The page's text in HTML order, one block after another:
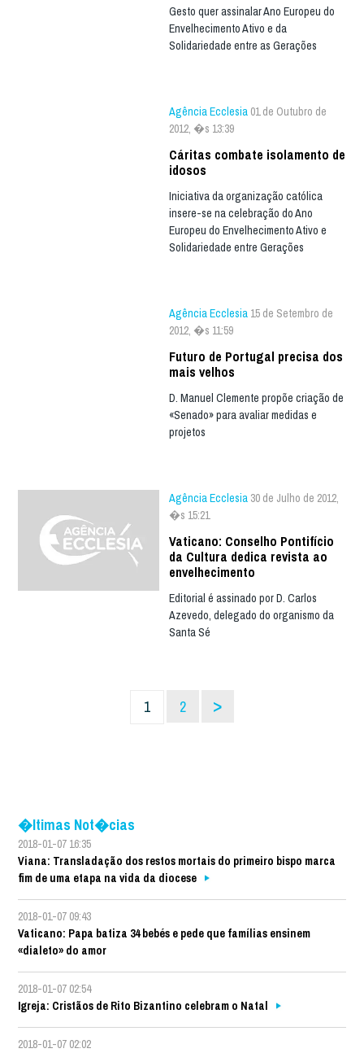
Gesto quer assinalar Ano Europeu do
Envelhecimento Ativo e da
Solidariedade entre as Gerações
Agência Ecclesia 01 de Outubro de
2012, �s 13:39
Cáritas combate isolamento de
idosos
Iniciativa da organização católica
insere-se na celebração do Ano
Europeu do Envelhecimento Ativo e
Solidariedade entre Gerações
Agência Ecclesia 15 de Setembro de
2012, �s 11:59
Futuro de Portugal precisa dos
mais velhos
D. Manuel Clemente propõe criação de
«Senado» para avaliar medidas e
projetos
Agência Ecclesia 30 de Julho de 2012,
�s 15:21
Vaticano: Conselho Pontifício
da Cultura dedica revista ao
envelhecimento
Editorial é assinado por D. Carlos
Azevedo, delegado do organismo da
Santa Sé
1 2 >
�ltimas Not�cias
2018-01-07 16:35
Viana: Transladação dos restos mortais do primeiro bispo marca
fim de uma etapa na vida da diocese
2018-01-07 09:43
Vaticano: Papa batiza 34 bebés e pede que famílias ensinem
«dialeto» do amor
2018-01-07 02:54
Igreja: Cristãos de Rito Bizantino celebram o Natal
2018-01-07 02:02